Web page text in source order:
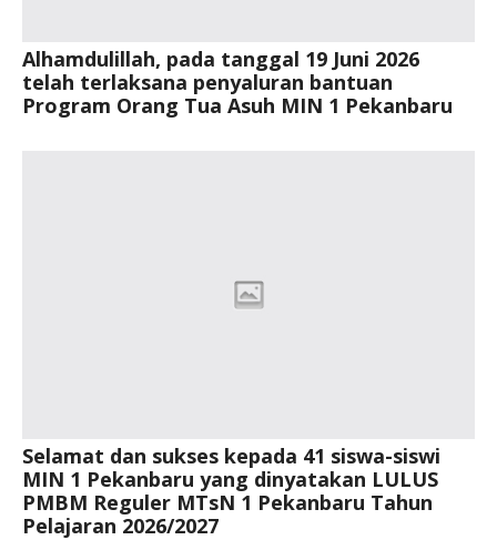
Alhamdulillah, pada tanggal 19 Juni 2026
telah terlaksana penyaluran bantuan
Program Orang Tua Asuh MIN 1 Pekanbaru
Selamat dan sukses kepada 41 siswa-siswi
MIN 1 Pekanbaru yang dinyatakan LULUS
PMBM Reguler MTsN 1 Pekanbaru Tahun
Pelajaran 2026/2027